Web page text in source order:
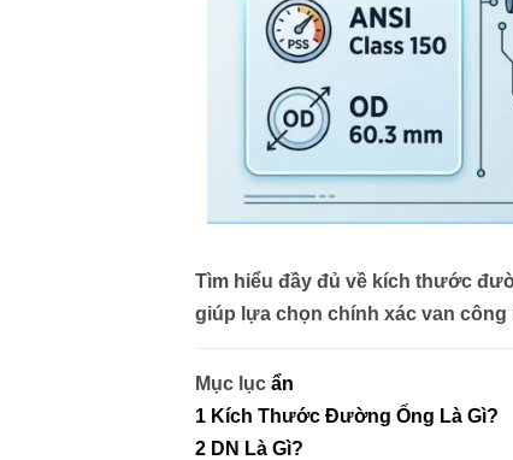
Tìm hiểu đầy đủ về kích thước
giúp lựa chọn chính xác van
Mục lục ẩn
1 Kích Thước Đường Ống Là Gì?
2 DN Là Gì?